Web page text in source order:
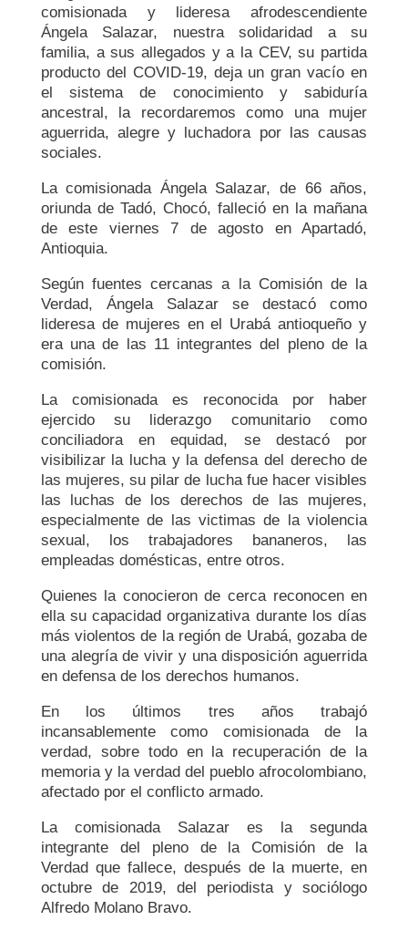
comisionada y lideresa afrodescendiente
Ángela Salazar, nuestra solidaridad a su
familia, a sus allegados y a la CEV, su partida
producto del COVID-19, deja un gran vacío en
el sistema de conocimiento y sabiduría
ancestral, la recordaremos como una mujer
aguerrida, alegre y luchadora por las causas
sociales.
La comisionada Ángela Salazar, de 66 años,
oriunda de Tadó, Chocó, falleció en la mañana
de este viernes 7 de agosto en Apartadó,
Antioquia.
Según fuentes cercanas a la Comisión de la
Verdad, Ángela Salazar se destacó como
lideresa de mujeres en el Urabá antioqueño y
era una de las 11 integrantes del pleno de la
comisión.
La comisionada es reconocida por haber
ejercido su liderazgo comunitario como
conciliadora en equidad, se destacó por
visibilizar la lucha y la defensa del derecho de
las mujeres, su pilar de lucha fue hacer visibles
las luchas de los derechos de las mujeres,
especialmente de las victimas de la violencia
sexual, los trabajadores bananeros, las
empleadas domésticas, entre otros.
Quienes la conocieron de cerca reconocen en
ella su capacidad organizativa durante los días
más violentos de la región de Urabá, gozaba de
una alegría de vivir y una disposición aguerrida
en defensa de los derechos humanos.
En los últimos tres años trabajó
incansablemente como comisionada de la
verdad, sobre todo en la recuperación de la
memoria y la verdad del pueblo afrocolombiano,
afectado por el conflicto armado.
La comisionada Salazar es la segunda
integrante del pleno de la Comisión de la
Verdad que fallece, después de la muerte, en
octubre de 2019, del periodista y sociólogo
Alfredo Molano Bravo.